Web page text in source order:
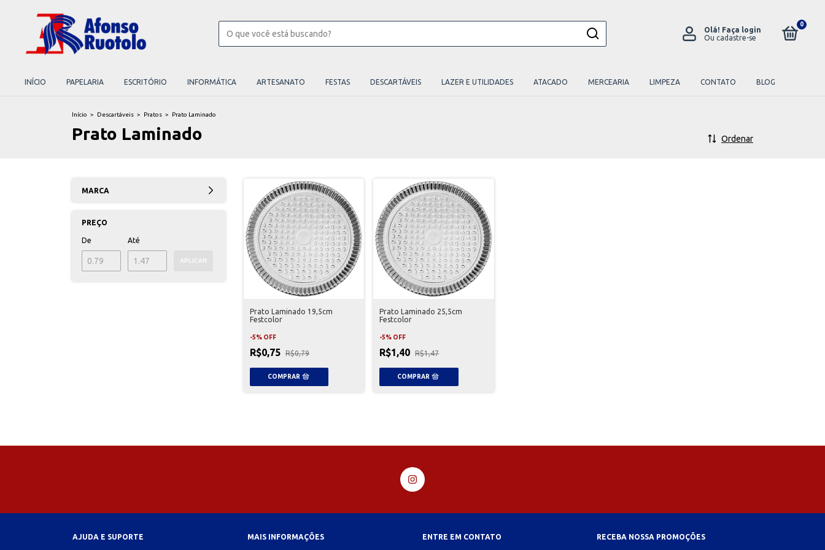
Olá! Faça login
Ou cadastre-se
0
INÍCIO PAPELARIA ESCRITÓRIO INFORMÁTICA ARTESANATO FESTAS DESCARTÁVEIS LAZER E UTILIDADES ATACADO MERCEARIA LIMPEZA CONTATO BLOG
Início > Descartáveis > Pratos > Prato Laminado
Prato Laminado Ordenar
MARCA
PREÇO
De Até
APLICAR
Prato Laminado 19,5cm
Festcolor
-5% OFF
R$0,75 R$0,79
Prato Laminado 25,5cm
Festcolor
-5% OFF
R$1,40 R$1,47
AJUDA E SUPORTE MAIS INFORMAÇÕES ENTRE EM CONTATO RECEBA NOSSA PROMOÇÕES